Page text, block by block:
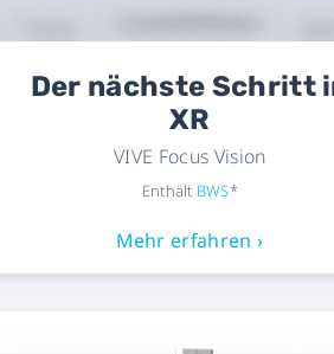
Der nächste Schritt
XR
VIVE Focus Vision
Enthält BWS*
Mehr erfahren ›